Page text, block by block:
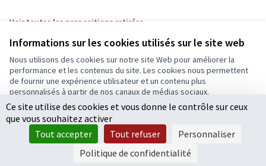
Informations sur les cookies utilisés sur le site web
Nous utilisons des cookies sur notre site Web pour améliorer la
performance et les contenus du site. Les cookies nous permettent
de fournir une expérience utilisateur et un contenu plus
personnalisés à partir de nos canaux de médias sociaux.
Tout accepter
Accepter seulement les cookies essentiels
Paramètres
Voir toutes les propositions retirées
Conditions d'utilisation
Paramètres des cookies
Ecrivons Angers sur X
(Lien externe)
Ecrivons Angers sur Facebook
(Lien externe)
logiciel libre Decidim
(Lien externe)
.
Licence
(Lien
Ce site utilise des cookies et vous donne le contrôle sur ceux
que vous souhaitez activer
Tout accepter
Tout refuser
Personnaliser
Politique de confidentialité